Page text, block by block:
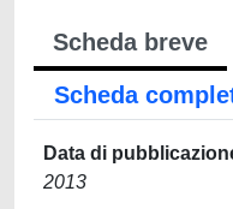
Scheda breve
Scheda
Data di
2013